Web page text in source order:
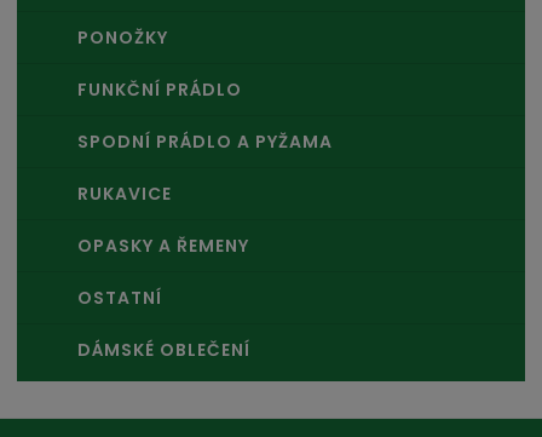
PONOŽKY
FUNKČNÍ PRÁDLO
SPODNÍ PRÁDLO A PYŽAMA
RUKAVICE
OPASKY A ŘEMENY
OSTATNÍ
DÁMSKÉ OBLEČENÍ